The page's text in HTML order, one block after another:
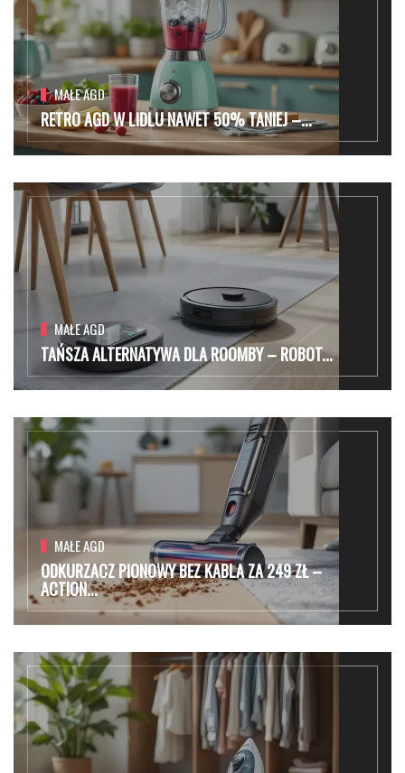
MAŁE AGD
RETRO AGD W LIDLU NAWET 50% TANIEJ –...
MAŁE AGD
TAŃSZA ALTERNATYWA DLA ROOMBY – ROBOT...
MAŁE AGD
ODKURZACZ PIONOWY BEZ KABLA ZA 249 ZŁ –
ACTION...